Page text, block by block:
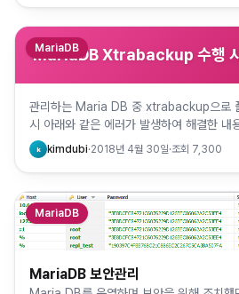
MariaDB Xtrabackup 수행 시
MariaDB
관리하는 Maria DB 중 xtrabackup으로
시 아래와 같은 에러가 발생하여 해결한
Page [page id: space…
k kimdubi·2018년 4월 30일·조회 7,300
MariaDB
MariaDB 보안관리